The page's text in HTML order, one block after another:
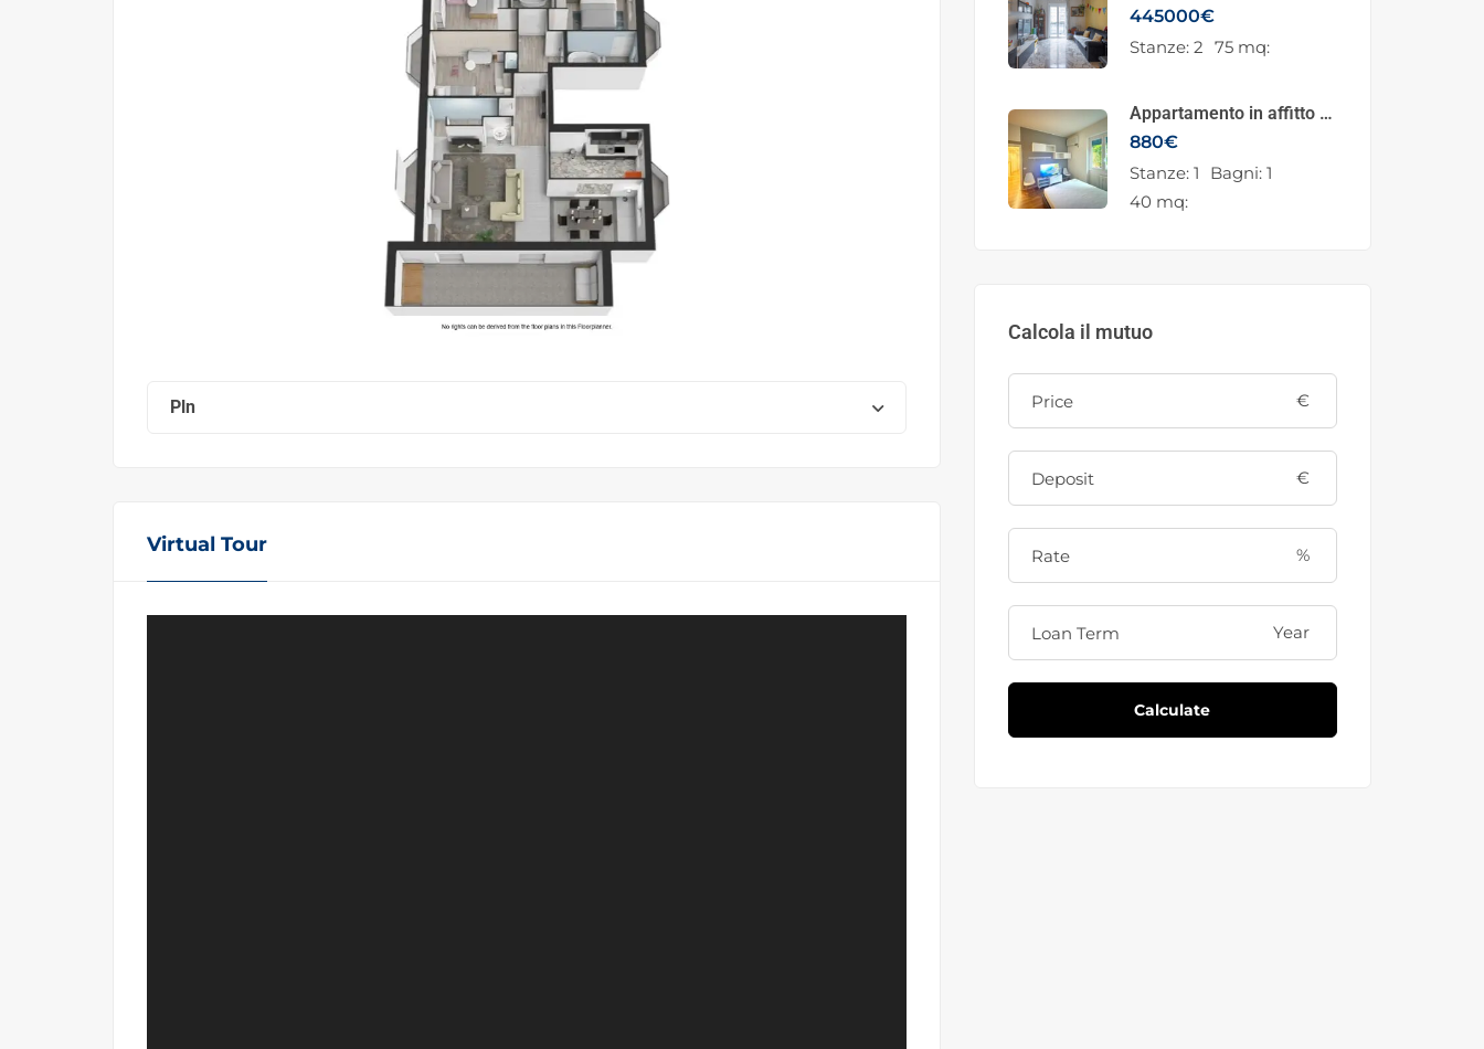
Pln
Virtual Tour
Vendita – Ottima
Opportunità di
Investimento
445000€
Stanze: 2 75 mq:
Appartamento in affitto in
Via Policarpo Petrocchi
44, Milano
880€
Stanze: 1 Bagni: 1
40 mq:
Calcola il mutuo
€
€
%
Year
Calculate